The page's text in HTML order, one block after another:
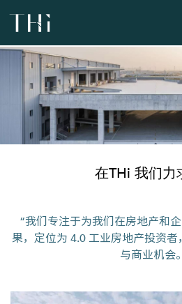
在THi 我们力
“我们专注于为我们在房地产和
果，定位为 4.0 工业房地产投资
与商业机会